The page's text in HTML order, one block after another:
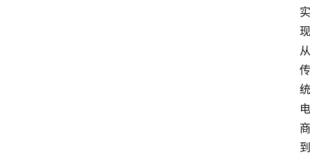
实
现
从
传
统
电
商
到